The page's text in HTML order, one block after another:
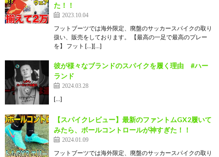
た！！
2023.10.04
フットブーツでは海外限定、廃盤のサッカースパイクの取り
扱い、販売をしております。 【最高の一足で最高のプレー
を】 フット […][…]
彼が様々なブランドのスパイクを履く理由 #ハー
ランド
2024.03.28
[…]
【スパイクレビュー】最新のファントムGX2履いて
みたら、ボールコントロールが神すぎた！！
2024.01.09
フットブーツでは海外限定、廃盤のサッカースパイクの取り